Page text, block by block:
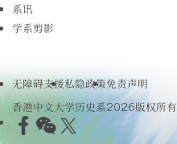
系讯
学系剪影
无障碍支援私隐政策免责声明
香港中文大学历史系2026版权所有